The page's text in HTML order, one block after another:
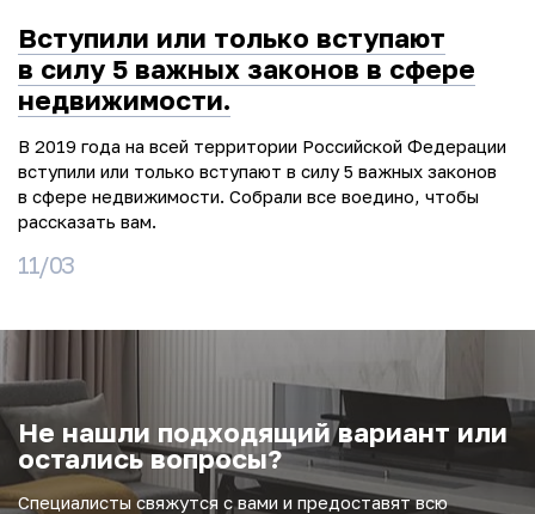
Вступили или только вступают
в силу 5 важных законов в сфере
недвижимости.
В 2019 года на всей территории Российской Федерации
вступили или только вступают в силу 5 важных законов
в сфере недвижимости. Собрали все воедино, чтобы
рассказать вам.
11/03
Не нашли подходящий вариант или
остались вопросы?
Специалисты свяжутся с вами и предоставят всю